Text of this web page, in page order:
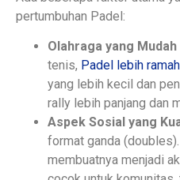
pertumbuhan Padel:
Olahraga yang
tenis, Padel lebih
yang lebih kecil dan
rally lebih panjang dan
Aspek Sosial yang
format ganda
membuatnya menjadi